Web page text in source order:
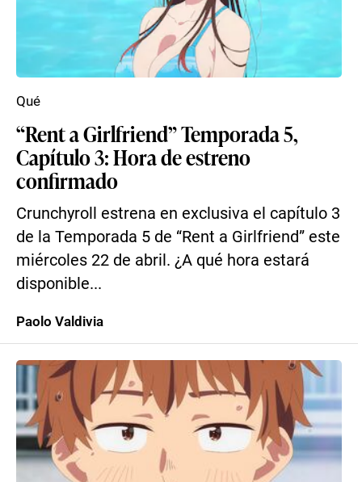
“Rent a Girlfriend” Temporada 5,
Capítulo 3: Hora de estreno
confirmado
Crunchyroll estrena en exclusiva el capítulo 3
de la Temporada 5 de “Rent a Girlfriend” este
miércoles 22 de abril. ¿A qué hora estará
disponible...
Qué
Paolo Valdivia